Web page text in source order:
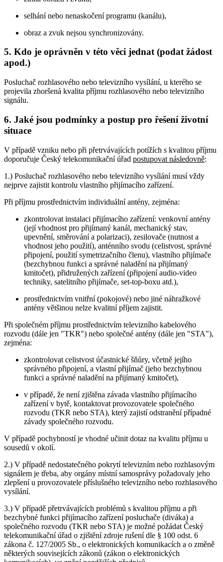
selhání nebo nenaskočení programu (kanálu),
obraz a zvuk nejsou synchronizovány.
5. Kdo je oprávněn v této věci jednat (podat žádost
apod.)
Posluchač rozhlasového nebo televizního vysílání, u kterého se
projevila zhoršená kvalita příjmu rozhlasového nebo televizního
signálu.
6. Jaké jsou podmínky a postup pro řešení životní
situace
V případě vzniku nebo při přetrvávajících potížích s kvalitou příjmu
doporučuje Český telekomunikační úřad postupovat následovně:
1.) Posluchač rozhlasového nebo televizního vysílání musí vždy
nejprve zajistit kontrolu vlastního přijímacího zařízení.
Při příjmu prostřednictvím individuální antény, zejména:
zkontrolovat instalaci přijímacího zařízení: venkovní antény
(její vhodnost pro přijímaný kanál, mechanický stav,
upevnění, směrování a polarizaci), zesilovače (nutnost a
vhodnost jeho použití), anténního svodu (celistvost, správné
připojení, použití symetrizačního členu), vlastního přijímače
(bezchybnou funkci a správné naladění na přijímaný
kmitočet), přidružených zařízení (připojení audio-video
techniky, satelitního přijímače, set-top-boxu atd.),
prostřednictvím vnitřní (pokojové) nebo jiné náhražkové
antény většinou nelze kvalitní příjem zajistit.
Při společném příjmu prostřednictvím televizního kabelového
rozvodu (dále jen "TKR") nebo společné antény (dále jen "STA"),
zejména:
zkontrolovat celistvost účastnické šňůry, včetně jejího
správného připojení, a vlastní přijímač (jeho bezchybnou
funkci a správné naladění na přijímaný kmitočet),
v případě, že není zjištěna závada vlastního přijímacího
zařízení v bytě, kontaktovat provozovatele společného
rozvodu (TKR nebo STA), který zajistí odstranění případné
závady společného rozvodu.
V případě pochybností je vhodné učinit dotaz na kvalitu příjmu u
sousedů v okolí.
2.) V případě nedostatečného pokrytí televizním nebo rozhlasovým
signálem je třeba, aby orgány místní samosprávy požadovaly jeho
zlepšení u provozovatele příslušného televizního nebo rozhlasového
vysílání.
3.) V případě přetrvávajících problémů s kvalitou příjmu a při
bezchybné funkci přijímacího zařízení posluchače (diváka) a
společného rozvodu (TKR nebo STA) je možné požádat Český
telekomunikační úřad o zjištění zdroje rušení dle § 100 odst. 6
zákona č. 127/2005 Sb., o elektronických komunikacích a o změně
některých souvisejících zákonů (zákon o elektronických